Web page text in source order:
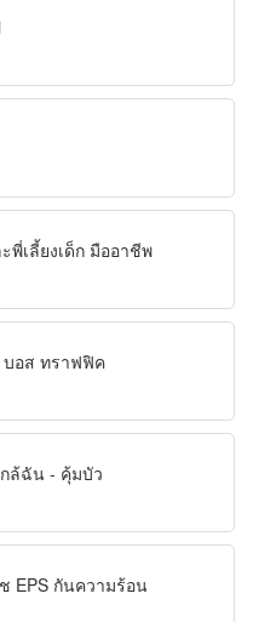
เลี้ยงเด็ก มืออาชีพ
บอส ทราฟฟิค
ล้ฉัน - คุ้มบัว
EPS กันความร้อน